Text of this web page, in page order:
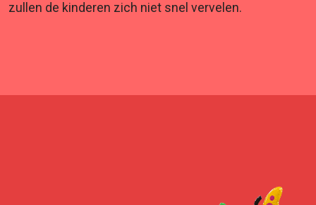
zullen de kinderen zich niet snel vervelen.